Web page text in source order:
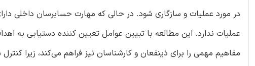
در مورد عملیات و سازگاری شود. در حالی که مهارت حسابرسان داخلی
عملیات‌ ندارد. این مطالعه با تبیین عوامل تعیین کننده دستیابی به